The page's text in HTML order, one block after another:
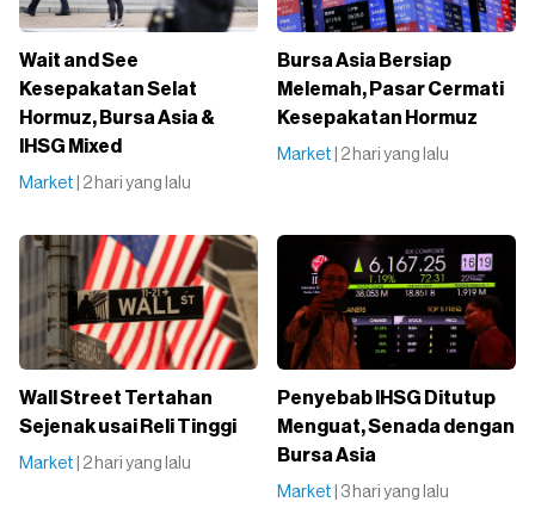
Wait and See
Kesepakatan Selat
Hormuz, Bursa Asia &
IHSG Mixed
Market | 2 hari yang lalu
Bursa Asia Bersiap
Melemah, Pasar Cermati
Kesepakatan Hormuz
Market | 2 hari yang lalu
Wall Street Tertahan
Sejenak usai Reli Tinggi
Market | 2 hari yang lalu
Penyebab IHSG Ditutup
Menguat, Senada dengan
Bursa Asia
Market | 3 hari yang lalu